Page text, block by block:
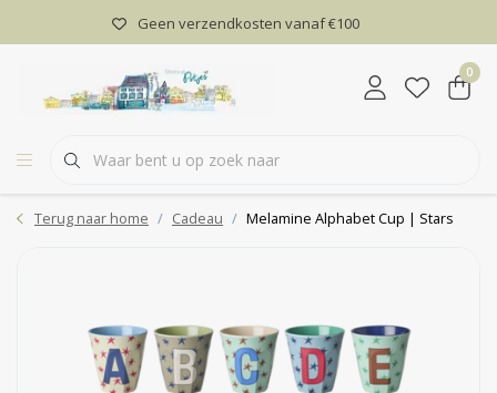
Geen verzendkosten vanaf €100
0
Terug naar home Cadeau Melamine Alphabet Cup | Stars